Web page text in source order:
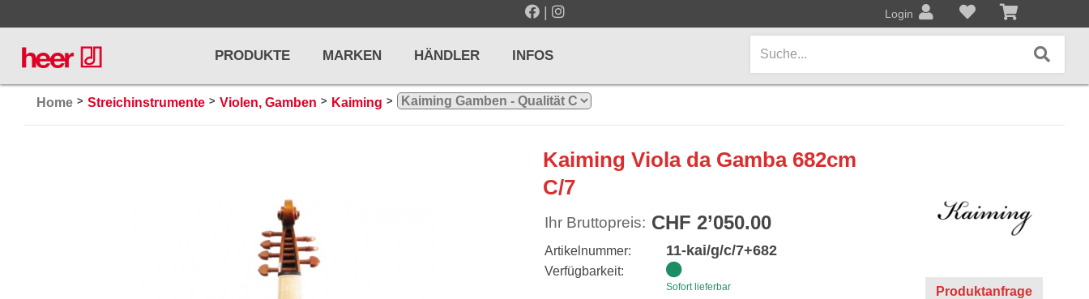
| Login
PRODUKTE
Metronome und Taktelle
Stimmgabeln und Stimmgeräte
... mehr
Klassikgitarren
... mehr
KEYBOARDS / PIANO
MARKEN HÄNDLER INFOS
Home > Streichinstrumente > Violen, Gamben > Kaiming >
Kaiming Viola da Gamba 682cm
C/7
Ihr Bruttopreis: CHF 2’050.00
Artikelnummer: 11-kai/g/c/7+682
Verfügbarkeit:
Sofort lieferbar Produktanfrage